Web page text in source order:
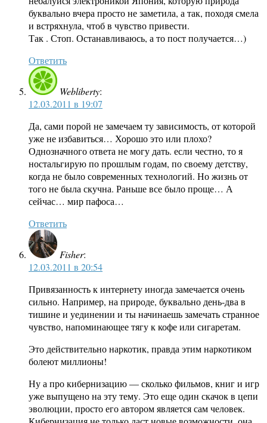
буквально вчера просто не заметила, а так, походя смела
и встряхнула, чтоб в чувство привести.
Так . Стоп. Останавливаюсь, а то пост получается…)
Ответить
Webliberty:
12.03.2011 в 19:07
Да, сами порой не замечаем ту зависимость, от которой
уже не избавиться… Хорошо это или плохо?
Однозначного ответа не могу дать. если честно, то я
ностальгирую по прошлым годам, по своему детству,
когда не было современных технологий. Но жизнь от
того не была скучна. Раньше все было проще… А
сейчас… мир пафоса…
Ответить
Fisher:
12.03.2011 в 20:54
Привязанность к интернету иногда замечается очень
сильно. Например, на природе, буквально день-два в
тишине и уединении и ты начинаешь замечать странное
чувство, напоминающее тягу к кофе или сигаретам.
Это действительно наркотик, правда этим наркотиком
болеют миллионы!
Ну а про кибернизацию — сколько фильмов, книг и игр
уже выпущено на эту тему. Это еще один скачок в цепи
эволюции, просто его автором является сам человек.